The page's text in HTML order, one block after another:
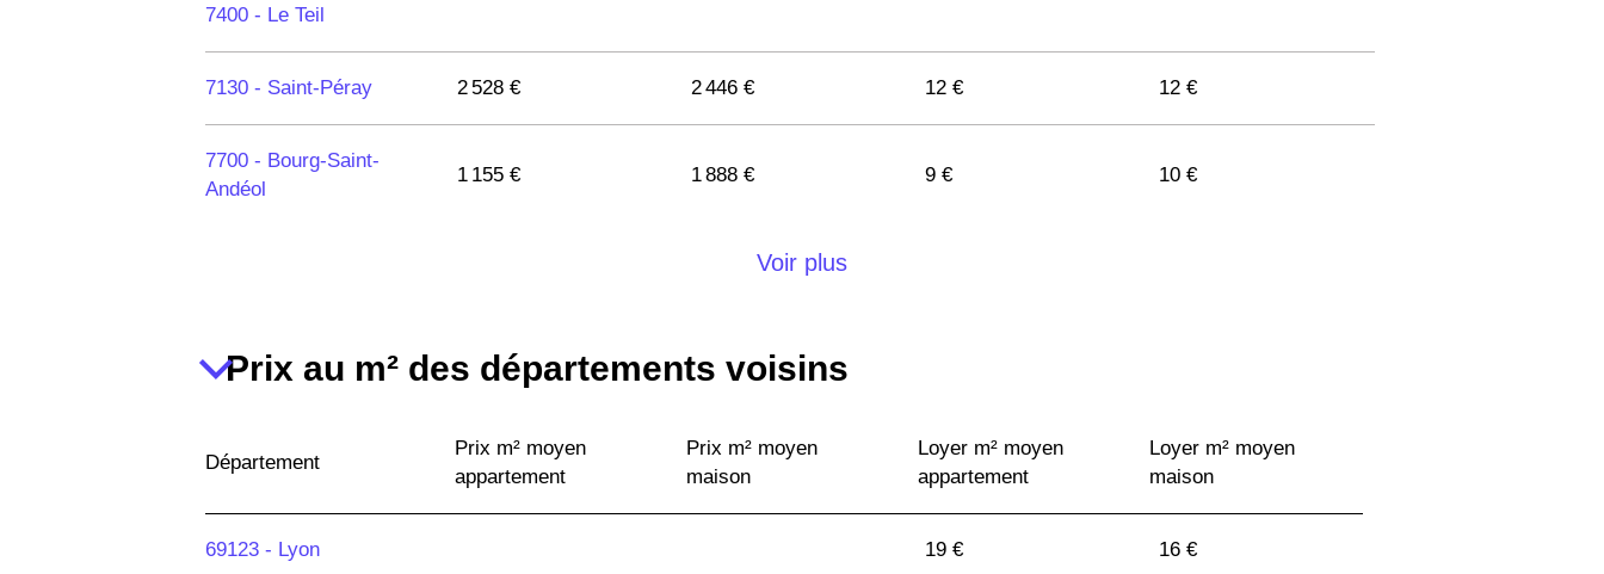
7400 - Le Teil
7130 - Saint-Péray 2 528 € 2 446 € 12 € 12 €
7700 - Bourg-Saint-
Andéol
1 155 € 1 888 € 9 € 10 €
7600 -Vals-les-Bains
1 187 € 1 257 €
7430 -Davézieux 1 964 € 1 970 € 10 € 9 €
Voir plus
Prix au m² des départements voisins
Département
Prix m² moyen
appartement
Prix m² moyen
maison
Loyer m² moyen
appartement
Loyer m² moyen
maison
69123 - Lyon 19 € 16 €